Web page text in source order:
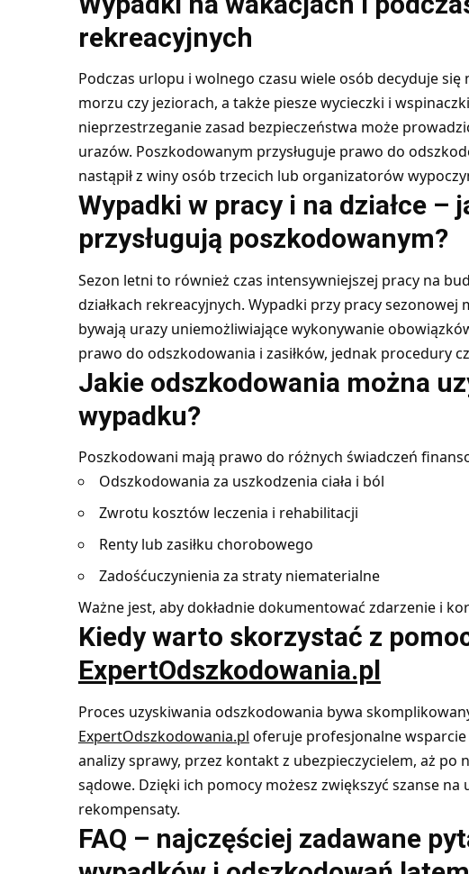
rekreacyjnych
Podczas urlopu i wolnego czasu wiele osób decyduje
morzu czy jeziorach, a także piesze wycieczki i
nieprzestrzeganie zasad bezpieczeństwa może
urazów. Poszkodowanym przysługuje prawo do
nastąpił z winy osób trzecich lub organizatorów
Wypadki w pracy i na działce –
przysługują poszkodowanym?
Sezon letni to również czas intensywniejszej pracy na
działkach rekreacyjnych. Wypadki przy pracy sezonowej
bywają urazy uniemożliwiające wykonywanie
prawo do odszkodowania i zasiłków, jednak procedury
Jakie odszkodowania można
wypadku?
Poszkodowani mają prawo do różnych świadczeń
Odszkodowania za uszkodzenia ciała i ból
Zwrotu kosztów leczenia i rehabilitacji
Renty lub zasiłku chorobowego
Zadośćuczynienia za straty niematerialne
Ważne jest, aby dokładnie dokumentować zdarzenie i
Kiedy warto skorzystać z
ExpertOdszkodowania.pl
Proces uzyskiwania odszkodowania bywa
ExpertOdszkodowania.pl oferuje profesjonalne
analizy sprawy, przez kontakt z ubezpieczycielem, aż
sądowe. Dzięki ich pomocy możesz zwiększyć szanse
rekompensaty.
FAQ – najczęściej zadawane